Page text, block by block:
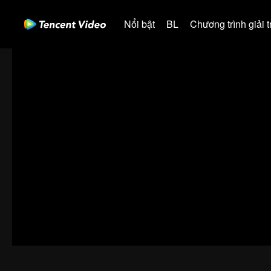
Nổi bật BL Chương trình giải